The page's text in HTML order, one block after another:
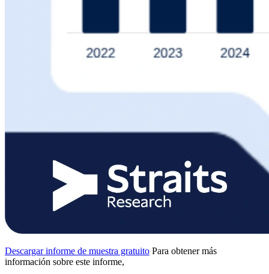
Descargar informe de muestra gratuito Para obtener más
información sobre este informe,